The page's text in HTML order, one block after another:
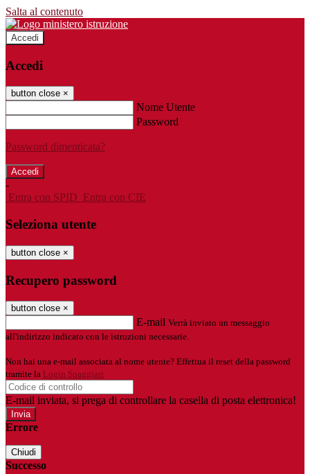
Salta al contenuto
Accedi
Accedi
button close ×
Nome Utente
Password
Password dimenticata?
-
Entra con SPID Entra con CIE
Seleziona utente
button close ×
Recupero password
button close ×
E-mail Verrà inviato un messaggio
all'indirizzo indicato con le istruzioni necessarie.
Non hai una e-mail associata al nome utente? Effettua il reset della password
tramite la Login Spaggiari
E-mail inviata, si prega di controllare la casella di posta elettronica!
Errore
Chiudi
Successo